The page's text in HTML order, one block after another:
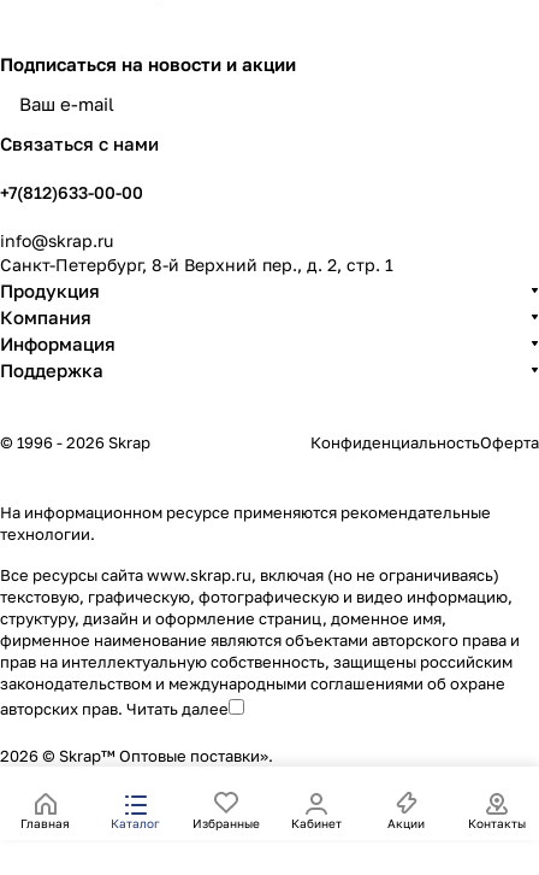
Подписаться на новости и акции
Связаться с нами
+7(812)633-00-00
info@skrap.ru
Санкт-Петербург, 8-й Верхний пер., д. 2, стр. 1
Продукция
Компания
Информация
Поддержка
© 1996 - 2026 Skrap КонфиденциальностьОферта
На информационном ресурсе применяются рекомендательные
технологии.
Все ресурсы сайта www.skrap.ru, включая (но не ограничиваясь)
текстовую, графическую, фотографическую и видео информацию,
структуру, дизайн и оформление страниц, доменное имя,
фирменное наименование являются объектами авторского права и
прав на интеллектуальную собственность, защищены российским
законодательством и международными соглашениями об охране
авторских прав. Читать далее
2026 © Skrap™ Оптовые поставки».
Главная Каталог Избранные Кабинет Акции Контакты